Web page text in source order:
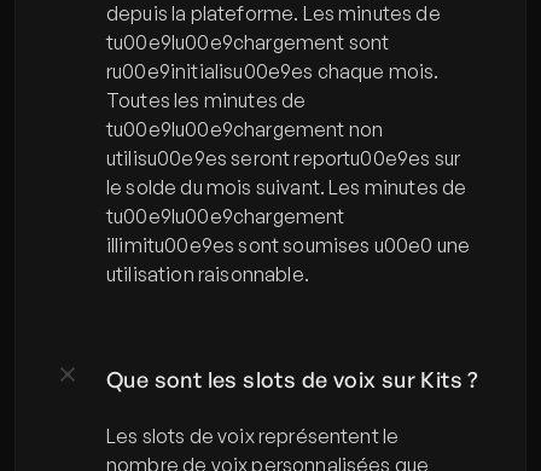
depuis la plateforme. Les minutes de
tu00e9lu00e9chargement sont
ru00e9initialisu00e9es chaque mois.
Toutes les minutes de
tu00e9lu00e9chargement non
utilisu00e9es seront reportu00e9es sur
le solde du mois suivant. Les minutes de
tu00e9lu00e9chargement
illimitu00e9es sont soumises u00e0 une
utilisation raisonnable.
Que sont les slots de voix sur Kits ?
Les slots de voix représentent le
nombre de voix personnalisées que